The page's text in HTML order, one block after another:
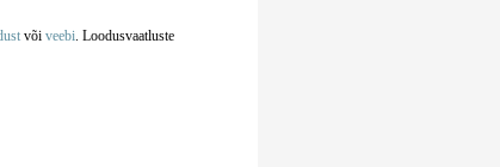
või veebi. Loodusvaatluste